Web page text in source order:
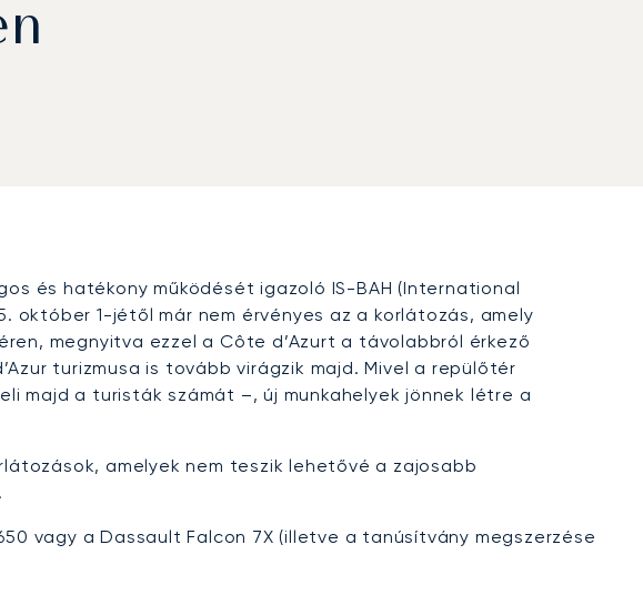
és hatékony működését igazoló IS-BAH (International
1-jétől már nem érvényes az a korlátozás, amely
megnyitva ezzel a Côte d’Azurt a távolabbról érkező
turizmusa is tovább virágzik majd. Mivel a repülőtér
majd a turisták számát –, új munkahelyek jönnek létre a
amelyek nem teszik lehetővé a zajosabb
vagy a Dassault Falcon 7X (illetve a tanúsítvány megszerzése